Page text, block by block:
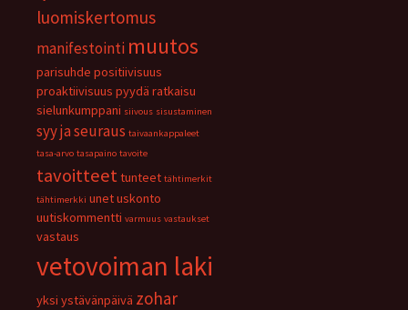
luomiskertomus
manifestointi muutos
parisuhde positiivisuus
proaktiivisuus pyydä ratkaisu
sielunkumppani siivous sisustaminen
syy ja seuraus taivaankappaleet
tasa-arvo tasapaino tavoite
tavoitteettunteet tähtimerkit
tähtimerkki unetuskonto
uutiskommentti varmuus vastaukset
vastaus
vetovoiman laki
yksi ystävänpäivä zohar